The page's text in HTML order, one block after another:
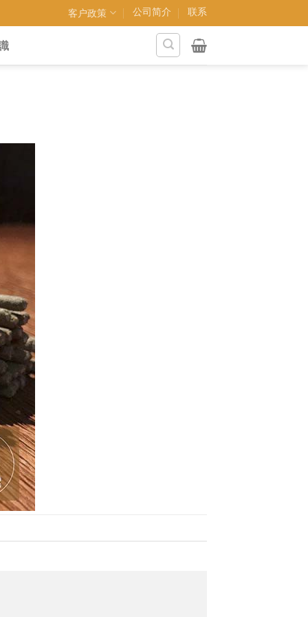
客户政策 公司简介 联系